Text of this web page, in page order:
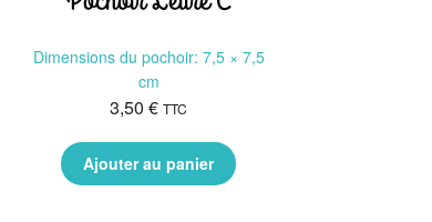
Dimensions du pochoir: 7,5 × 7,5
cm
3,50€ TTC
Ajouter au panier